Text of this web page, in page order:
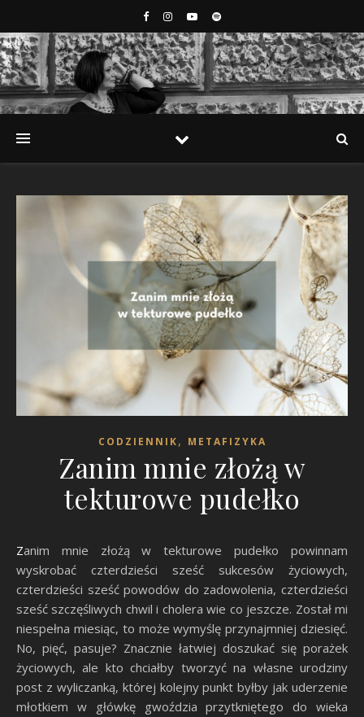
CODZIENNIK, METAFIZYKA
Zanim mnie złożą w
tekturowe pudełko
Zanim mnie złożą w tekturowe pudełko powinnam
wyskrobać czterdzieści sześć sukcesów życiowych,
czterdzieści sześć powodów do zadowolenia, czterdzieści
sześć szczęśliwych chwil i cholera wie co jeszcze. Został mi
niespełna miesiąc, to może wymyślę przynajmniej dziesięć.
No, pięć, pasuje? Znacznie łatwiej doszukać się porażek
życiowych, ale kto chciałby tworzyć na własne urodziny
post z wyliczanką, której kolejny punkt byłby jak uderzenie
młotkiem w główkę gwoździa przytkniętego do wieka